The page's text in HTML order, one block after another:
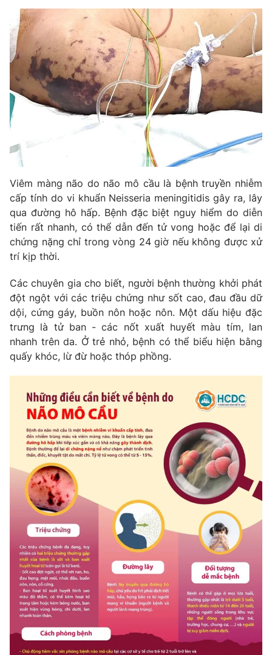
Tin tức
Thế giới đó đây
Câu chuyện quốc tế
Kinh tế
Tài chính
Thị trường
Góc doanh nghiệp
Dữ liệu và đời sống
Truyền hình
Phim VTV
Nhân vật
Khán giả
Giải sao mai
Giải trí
Điện ảnh
Sao
Đời sống
Du lịch
Làm đẹp
Chất lượng cuộc sống
Giáo dục
Tuyển sinh
Học trực tuyến
Công nghệ
Hitech Công nghệ tương lai
Sản phẩm
Thị trường
Tư vấn
Giao lưu trực tuyến
Lịch phát sóng
Chuyên mục khác
Photo Infographic
Video Shorts video
VTV Money VTV Thể thao
VTV Sức khoẻ Bất động sản
Thị trường 24h Tấm lòng Việt
VTV4 Vươn mình bằng AI
VTV9 VTV8
Liên hệ tòa soạn English
Viêm màng não do não mô cầu là bệnh truyền nhiễm
cấp tính do vi khuẩn Neisseria meningitidis gây ra, lây
qua đường hô hấp. Bệnh đặc biệt nguy hiểm do diễn
tiến rất nhanh, có thể dẫn đến tử vong hoặc để lại di
chứng nặng chỉ trong vòng 24 giờ nếu không được xử
trí kịp thời.
Các chuyên gia cho biết, người bệnh thường khởi phát
đột ngột với các triệu chứng như sốt cao, đau đầu dữ
dội, cứng gáy, buồn nôn hoặc nôn. Một dấu hiệu đặc
trưng là tử ban - các nốt xuất huyết màu tím, lan
nhanh trên da. Ở trẻ nhỏ, bệnh có thể biểu hiện bằng
quấy khóc, lừ đừ hoặc thóp phồng.